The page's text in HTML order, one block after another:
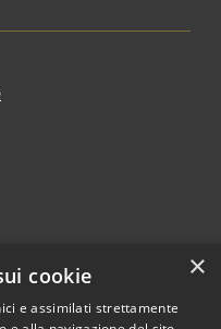
×
cookie
e assimilati strettamente